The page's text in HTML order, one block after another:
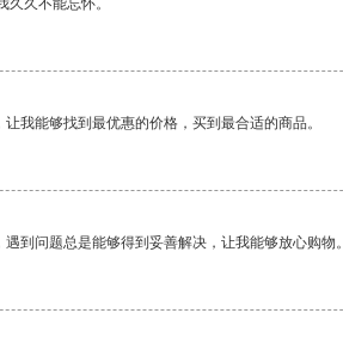
久不能忘怀。
我能够找到最优惠的价格，买到最合适的商品。
到问题总是能够得到妥善解决，让我能够放心购物。